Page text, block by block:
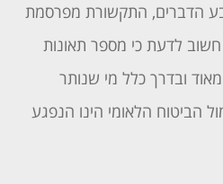
הדברים, התקשורת מפרסמת
לדעת כי מספר תאונות
ובדרך כלל מי שנותר
הביטוח הלאומי הינו הנפגע